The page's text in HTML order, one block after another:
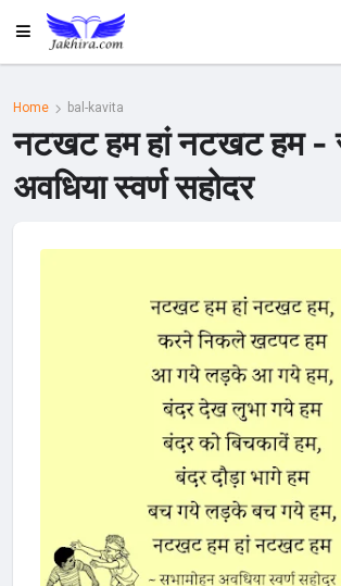
Home bal-kavita
नटखट हम हां नटखट हम -
अवधिया स्वर्ण सहोदर